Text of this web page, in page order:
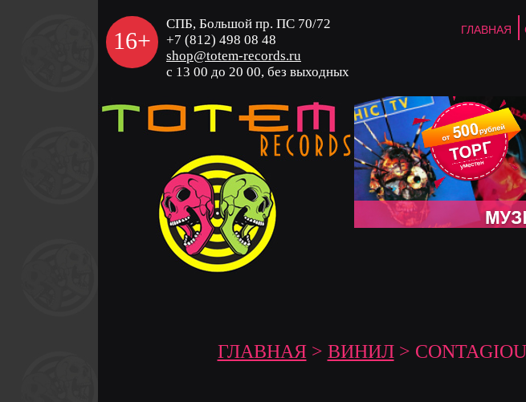
16+
СПБ, Большой пр. ПС 70/72
+7 (812) 498 08 48
shop@totem-records.ru
с 13 00 до 20 00, без выходных
ГЛАВНАЯ
ГЛАВНАЯ> ВИНИЛ>